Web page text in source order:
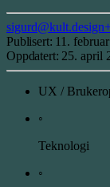
sigurd@kult.design
Publisert: 11.
Oppdatert: 25. april
UX /
◦
Teknologi
◦